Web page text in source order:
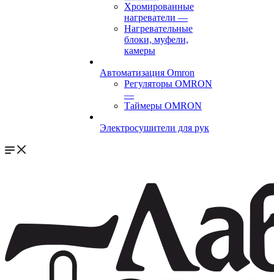
Хромированные
нагреватели —
Нагревательные
блоки, муфели,
камеры
Автоматизация Omron
Регуляторы OMRON
—
Таймеры OMRON
Электросушители для рук